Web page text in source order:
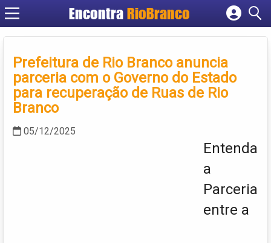
Encontra RioBranco
Cadastrar empresa
Criar conta
Prefeitura de Rio Branco anuncia
parceria com o Governo do Estado
para recuperação de Ruas de Rio
Branco
05/12/2025
Entenda
a
Parceria
entre a